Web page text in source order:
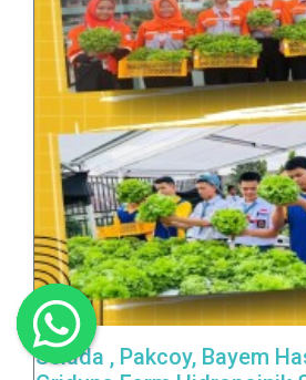
Selada , Pakcoy, Bayem